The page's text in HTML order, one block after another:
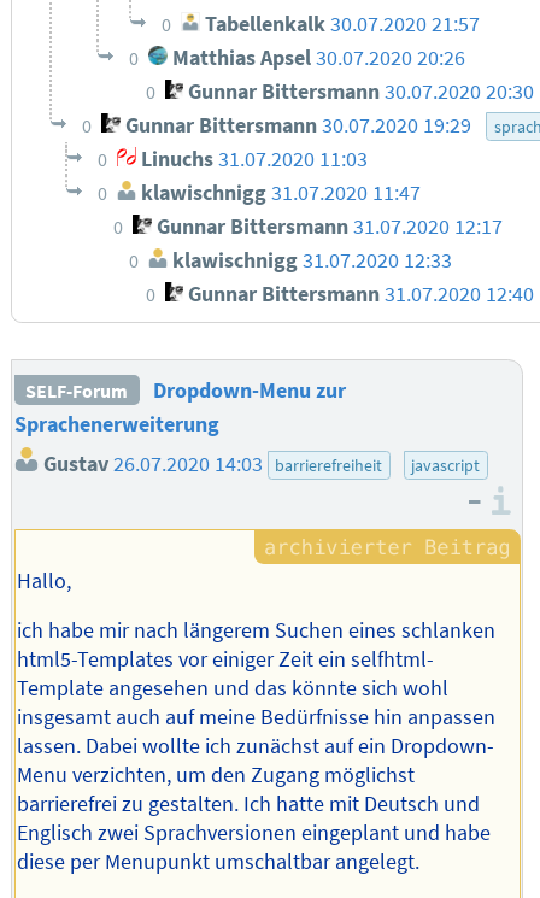
0 Tabellenkalk 30.07.2020 21:57
0 Matthias Apsel30.07.2020 20:26
0 Gunnar Bittersmann30.07.2020 20:30
0 Gunnar Bittersmann 30.07.2020 19:29
0 Linuchs31.07.2020 11:03
0 klawischnigg31.07.2020 11:47
0 Gunnar Bittersmann31.07.2020 12:17
0 klawischnigg31.07.2020 12:33
0 Gunnar Bittersmann31.07.2020 12:40
SELF-Forum
Dropdown-Menu zur
Sprachenerweiterung
Gustav 26.07.2020 14:03 barrierefreiheit javascript
–
Hallo,
ich habe mir nach längerem Suchen eines schlanken
html5-Templates vor einiger Zeit ein selfhtml-
Template angesehen und das könnte sich wohl
insgesamt auch auf meine Bedürfnisse hin anpassen
lassen. Dabei wollte ich zunächst auf ein Dropdown-
Menu verzichten, um den Zugang möglichst
barrierefrei zu gestalten. Ich hatte mit Deutsch und
Englisch zwei Sprachversionen eingeplant und habe
diese per Menupunkt umschaltbar angelegt.